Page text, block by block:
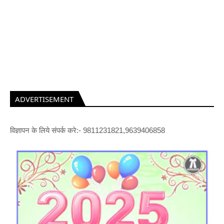
ADVERTISEMENT
विज्ञापन के लिये संपर्क करे:- 9811231821,9639406858